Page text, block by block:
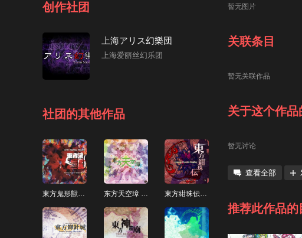
创作社团
上海アリス幻樂団
上海爱丽丝幻乐团
社团的其他作品
東方鬼形獣 ～ Wily Beast and Weakest Creature. 东方天空璋 ～ Hidden Star in Four Seasons. 東方紺珠伝 ～ Legacy of Lunatic Kingdom.
暂无图片
关联条目
暂无关联作品
关于这个作品
暂无讨论
查看全部
推荐此作品的